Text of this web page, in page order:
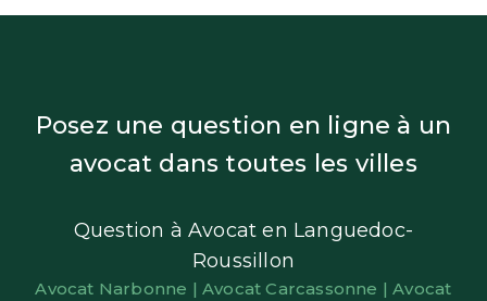
Posez une question en ligne à un
avocat dans toutes les villes
Question à Avocat en Languedoc-
Roussillon
Avocat Narbonne |Avocat Carcassonne |Avocat